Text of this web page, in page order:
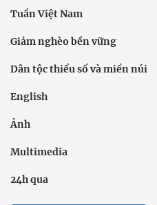
Tuần Việt Nam
Giảm nghèo bền vững
Dân tộc thiểu số và miền núi
English
Ảnh
Multimedia
24h qua